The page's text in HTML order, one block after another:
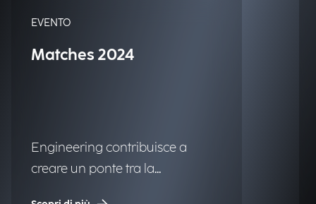
EVENTO
Matches 2024
Engineering contribuisce a
creare un ponte tra la